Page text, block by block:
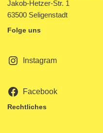
Jakob-Hetzer-Str. 1
63500 Seligenstadt
Folge uns
Instagram
Facebook
Rechtliches